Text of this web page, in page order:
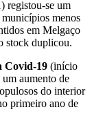
registou-se um
municípios menos
em Melgaço
stock duplicou.
Covid-19 (início
aumento de
do interior
primeiro ano de